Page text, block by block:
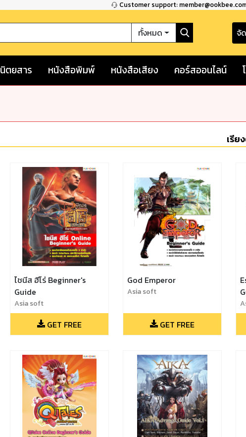
Customer support:
ทั้งหมด จั
นิตยสาร หนังสือพิมพ์ หนังสือเสียง คอร์สออนไลน์
เรีย
ไชนีส ฮีโร่ Beginner's
Guide
Asia soft
GET FREE
God Emperor
Asia soft
GET FREE